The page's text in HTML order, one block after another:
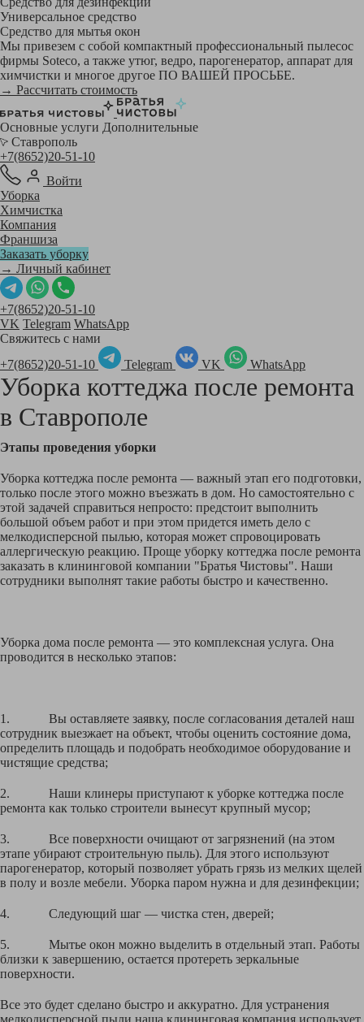
Универсальное средство
Средство для мытья окон
Мы привезем с собой компактный профессиональный пылесос
фирмы Soteco, а также утюг, ведро, парогенератор, аппарат для
химчистки и многое другое ПО ВАШЕЙ ПРОСЬБЕ.
→ Рассчитать стоимость
Основные услуги Дополнительные
Ставрополь
+7(8652)20-51-10
Войти
Уборка
Химчистка
Компания
Франшиза
Заказать уборку
→ Личный кабинет
+7(8652)20-51-10
VK Telegram WhatsApp
Свяжитесь с нами
+7(8652)20-51-10
Telegram VK WhatsApp
Уборка коттеджа после ремонта
в Ставрополе
Этапы проведения уборки
Уборка коттеджа после ремонта — важный этап его подготовки,
только после этого можно въезжать в дом. Но самостоятельно с
этой задачей справиться непросто: предстоит выполнить
большой объем работ и при этом придется иметь дело с
мелкодисперсной пылью, которая может спровоцировать
аллергическую реакцию. Проще уборку коттеджа после ремонта
заказать в клининговой компании "Братья Чистовы". Наши
сотрудники выполнят такие работы быстро и качественно.
Уборка дома после ремонта — это комплексная услуга. Она
проводится в несколько этапов:
1. Вы оставляете заявку, после согласования деталей наш
сотрудник выезжает на объект, чтобы оценить состояние дома,
определить площадь и подобрать необходимое оборудование и
чистящие средства;
2. Наши клинеры приступают к уборке коттеджа после
ремонта как только строители вынесут крупный мусор;
3. Все поверхности очищают от загрязнений (на этом
этапе убирают строительную пыль). Для этого используют
парогенератор, который позволяет убрать грязь из мелких щелей
в полу и возле мебели. Уборка паром нужна и для дезинфекции;
4. Следующий шаг — чистка стен, дверей;
5. Мытье окон можно выделить в отдельный этап. Работы
близки к завершению, остается протереть зеркальные
поверхности.
Все это будет сделано быстро и аккуратно. Для устранения
мелкодисперсной пыли наша клининговая компания использует